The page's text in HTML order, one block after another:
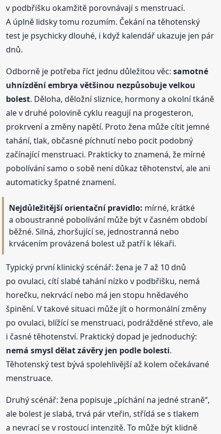
v podbřišku okamžitě porovnávají s menstruací.
A úplně lidsky tomu rozumím. Čekání na těhotenský
test je psychicky dlouhé, i když kalendář ukazuje jen pár
dnů.
Odborně je potřeba říct jednu důležitou věc:samotné
uhnízdění embrya většinou nezpůsobuje velkou
bolest. Děloha, děložní sliznice, hormony a okolní tkáně
ale v druhé polovině cyklu reagují na progesteron,
prokrvení a změny napětí. Proto žena může cítit jemné
tahání, tlak, občasné píchnutí nebo pocit podobný
začínající menstruaci. Prakticky to znamená, že mírné
pobolívání samo o sobě není důkaz těhotenství, ale ani
automaticky špatné znamení.
Nejdůležitější orientační pravidlo: mírné, krátké
a oboustranné pobolívání může být v časném období
běžné. Silná, zhoršující se, jednostranná nebo
krvácením provázená bolest už patří k lékaři.
Typický první klinický scénář: žena je 7 až 10 dnů
po ovulaci, cítí slabé tahání nízko v podbřišku, nemá
horečku, nekrvácí nebo má jen stopu hnědavého
špinění. V takové situaci může jít o hormonální změny
po ovulaci, blížící se menstruaci, podrážděné střevo, ale
i časné těhotenství. Praktický dopad je jednoduchý:
nemá smysl dělat závěry jen podle bolesti.
Těhotenský test bývá spolehlivější až kolem očekávané
menstruace.
Druhý scénář: žena popisuje „píchání na jedné straně“,
ale bolest je slabá, trvá pár vteřin, střídá se s tlakem
a nevrací se v rostoucí intenzitě. To může být klidně